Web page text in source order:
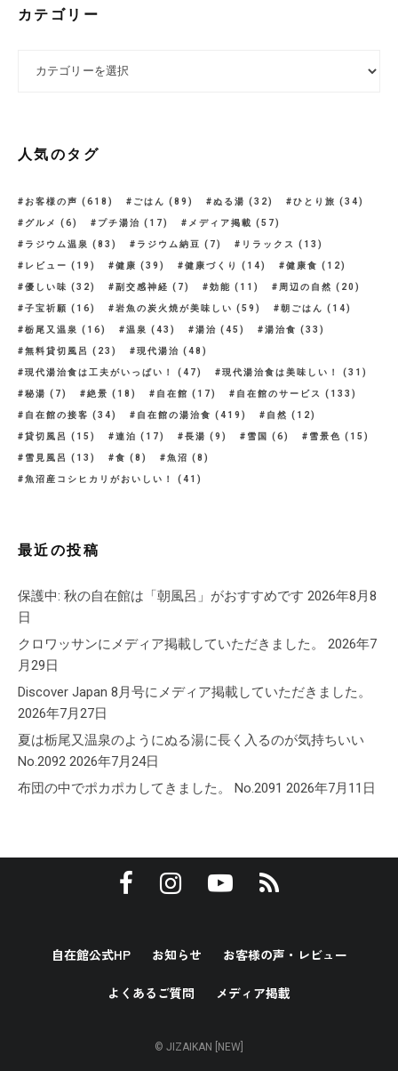
カテゴリー
人気のタグ
お客様の声 (618) ごはん (89) ぬる湯 (32) ひとり旅 (34)
グルメ (6) プチ湯治 (17) メディア掲載 (57)
ラジウム温泉 (83) ラジウム納豆 (7) リラックス (13)
レビュー (19) 健康 (39) 健康づくり (14) 健康食 (12)
優しい味 (32) 副交感神経 (7) 効能 (11) 周辺の自然 (20)
子宝祈願 (16) 岩魚の炭火焼が美味しい (59) 朝ごはん (14)
栃尾又温泉 (16) 温泉 (43) 湯治 (45) 湯治食 (33)
無料貸切風呂 (23) 現代湯治 (48)
現代湯治食は工夫がいっぱい！ (47) 現代湯治食は美味しい！ (31)
秘湯 (7) 絶景 (18) 自在館 (17) 自在館のサービス (133)
自在館の接客 (34) 自在館の湯治食 (419) 自然 (12)
貸切風呂 (15) 連泊 (17) 長湯 (9) 雪国 (6) 雪景色 (15)
雪見風呂 (13) 食 (8) 魚沼 (8)
魚沼産コシヒカリがおいしい！ (41)
最近の投稿
保護中: 秋の自在館は「朝風呂」がおすすめです 2026年8月8
日
クロワッサンにメディア掲載していただきました。
2026年7
月29日
Discover Japan 8月号にメディア掲載していただきました。
2026年7月27日
夏は栃尾又温泉のようにぬる湯に長く入るのが気持ちいい
No.2092 2026年7月24日
布団の中でポカポカしてきました。 No.2091 2026年7月11日
自在館公式HP お知らせ お客様の声・レビュー
よくあるご質問 メディア掲載
© JIZAIKAN [NEW]